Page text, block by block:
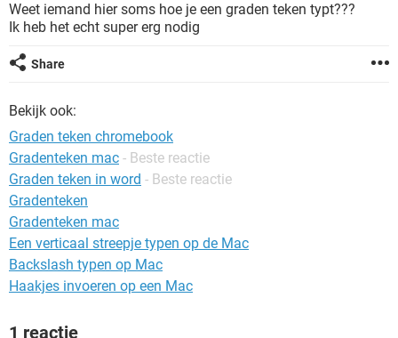
GRATIS SNAPCHAT
NETFLIX
GRATIS
Weet iemand hier soms hoe je een graden teken typt???
Ik heb het echt super erg nodig
Share
Bekijk ook:
Graden teken chromebook
Gradenteken mac - Beste reactie
Graden teken in word - Beste reactie
Gradenteken
Gradenteken mac
Een verticaal streepje typen op de Mac
Backslash typen op Mac
Haakjes invoeren op een Mac
1 reactie